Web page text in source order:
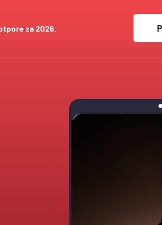
za 2026.